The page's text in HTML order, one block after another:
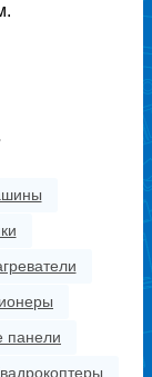
панели